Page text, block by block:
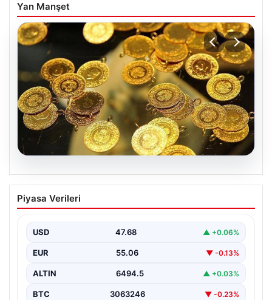
Yan Manşet
06.08.2026
Altın fiyatları canlı 7 Nisan 2026: Altın
fiyatları bugün ne kadar oldu?
"content": "Altın piyasası, uluslararası…
Piyasa Verileri
USD 47.68 ▲ +0.06%
EUR 55.06 ▼ -0.13%
ALTIN 6494.5 ▲ +0.03%
BTC 3063246 ▼ -0.23%